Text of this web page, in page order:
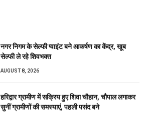
नगर निगम के सेल्फी प्वाइंट बने आकर्षण का केंद्र, खूब
सेल्फी ले रहे शिवभक्त
AUGUST 8, 2026
हरिद्वार ग्रामीण में सक्रिय हुए शिवा चौहान, चौपाल लगाकर
सुनीं ग्रामीणों की समस्याएं, पहली पसंद बने